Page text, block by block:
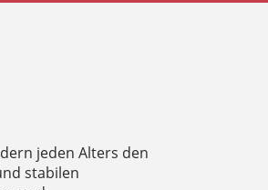
jeden Alters den
stabilen